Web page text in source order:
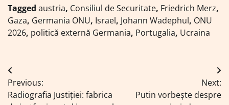
Tagged austria, Consiliul de Securitate, Friedrich Merz,
Gaza, Germania ONU, Israel, Johann Wadephul, ONU
2026, politică externă Germania, Portugalia, Ucraina
Navigare
în
Previous:
Radiografia Justiției: fabrica
Next:
Putin vorbește despre